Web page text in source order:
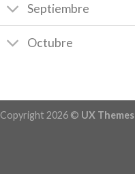
Septiembre
Octubre
Copyright 2026 © UX Themes